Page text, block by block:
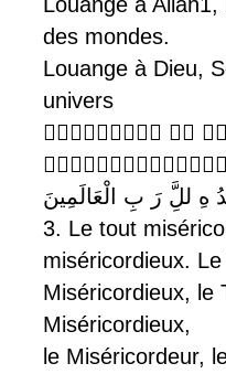
des mondes.
Louange à Dieu,
univers
 

هِ للَِّ رَ بِ الْعَالَمِينَ
3. Le tout
miséricordieux. Le
Miséricordieux, le
Miséricordieux,
le Miséricordeur,